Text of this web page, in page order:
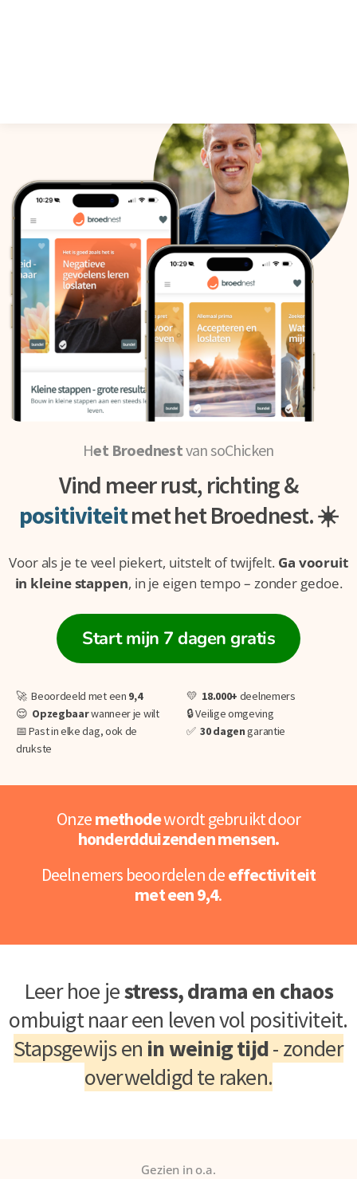
Het Broednestvan soChicken
Vind meer rust, richting &
positiviteitmet het Broednest. ☀️
Voor als je te veel piekert, uitstelt of twijfelt. Ga vooruit
in kleine stappen, in je eigen tempo – zonder gedoe.
Start mijn 7 dagen gratis
🚀 Beoordeeld met een 9,4
😌 Opzegbaarwanneer je wilt
📅 Past in elke dag, ook de
drukste
💛 18.000+ deelnemers
🔒 Veilige omgeving
✅30 dagengarantie
Onzemethodewordt gebruikt door
honderdduizenden mensen.
Deelnemers beoordelen deeffectiviteit
met een 9,4.
Leer hoe jestress, drama en chaos
ombuigt naar een leven vol positiviteit.
Stapsgewijs en in weinig tijd- zonder
overweldigd te raken.
Gezien in o.a.